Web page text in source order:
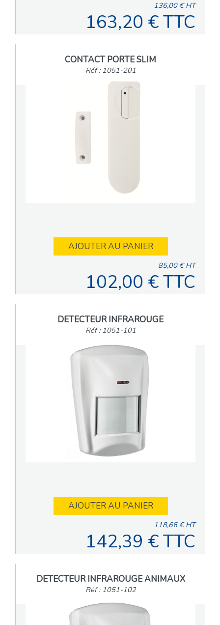
136,00 € HT
163,20 € TTC
CONTACT PORTE SLIM
Réf : 1051-201
AJOUTER AU PANIER
85,00 € HT
102,00 € TTC
DETECTEUR INFRAROUGE
Réf : 1051-101
AJOUTER AU PANIER
118,66 € HT
142,39 € TTC
DETECTEUR INFRAROUGE ANIMAUX
Réf : 1051-102